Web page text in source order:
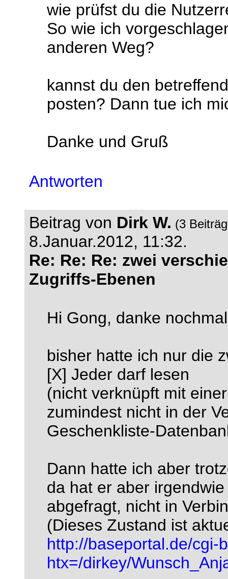
wie prüfst du die
So wie ich
anderen Weg?
kannst du den
posten? Dann tue ich
Danke und Gruß
Antworten
Beitrag von Dirk W. (3
8.Januar.2012, 11:32.
Re: Re: Re: zwei
Zugriffs-Ebenen
Hi Gong, danke
bisher hatte ich nur die
[X] Jeder darf lesen
(nicht verknüpft mit
zumindest nicht in der
Geschenkliste-
Dann hatte ich aber
da hat er aber
abgefragt, nicht in
(Dieses Zustand ist
http://baseportal.de/cgi-
htx=/dirkey/